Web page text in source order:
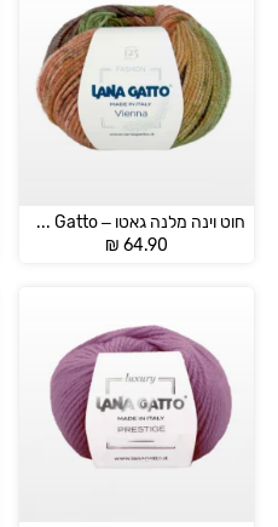
חוט וינה מלנה גאטו – Vienna Lana Gatto
₪ 64.90